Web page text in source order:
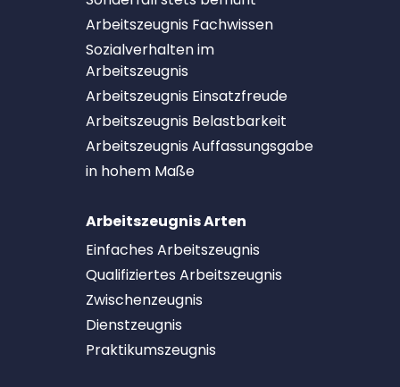
Arbeitszeugnis Fachwissen
Sozialverhalten im
Arbeitszeugnis
Arbeitszeugnis Einsatzfreude
Arbeitszeugnis Belastbarkeit
Arbeitszeugnis Auffassungsgabe
in hohem Maße
Arbeitszeugnis Arten
Einfaches Arbeitszeugnis
Qualifiziertes Arbeitszeugnis
Zwischenzeugnis
Dienstzeugnis
Praktikumszeugnis